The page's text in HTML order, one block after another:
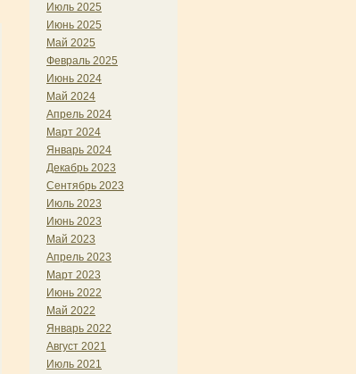
Июль 2025
Июнь 2025
Май 2025
Февраль 2025
Июнь 2024
Май 2024
Апрель 2024
Март 2024
Январь 2024
Декабрь 2023
Сентябрь 2023
Июль 2023
Июнь 2023
Май 2023
Апрель 2023
Март 2023
Июнь 2022
Май 2022
Январь 2022
Август 2021
Июль 2021